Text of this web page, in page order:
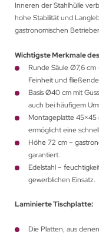
Inneren der Stahlhülle
hohe Stabilität und
gastronomischen
Wichtigste Merkmale
Runde Säule Ø7,6 cm
Feinheit und
Basis Ø40 cm mit
auch bei häufigem
Montageplatte 45×45
ermöglicht eine
Höhe 72 cm –
garantiert.
Edelstahl –
gewerblichen Einsatz.
Laminierte Tischplatte:
Die Platten, aus